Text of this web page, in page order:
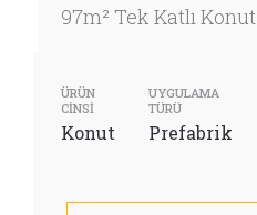
97m² Tek Katlı Konut
ÜRÜN
CİNSİ
Konut
UYGULAMA
TÜRÜ
Prefabrik